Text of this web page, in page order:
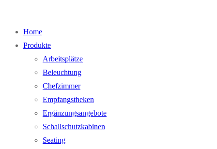
Home
Produkte
Arbeitsplätze
Beleuchtung
Chefzimmer
Empfangstheken
Ergänzungsangebote
Schallschutzkabinen
Seating